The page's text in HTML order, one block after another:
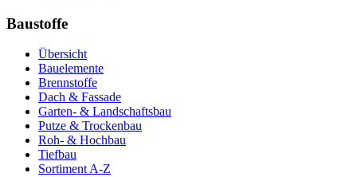
Baustoffe
Übersicht
Bauelemente
Brennstoffe
Dach & Fassade
Garten- & Landschaftsbau
Putze & Trockenbau
Roh- & Hochbau
Tiefbau
Sortiment A-Z